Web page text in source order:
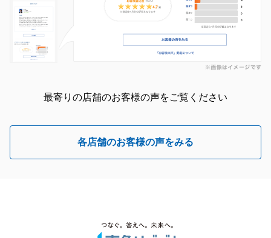
最寄りの店舗のお客様の声をご覧ください
各店舗のお客様の声をみる